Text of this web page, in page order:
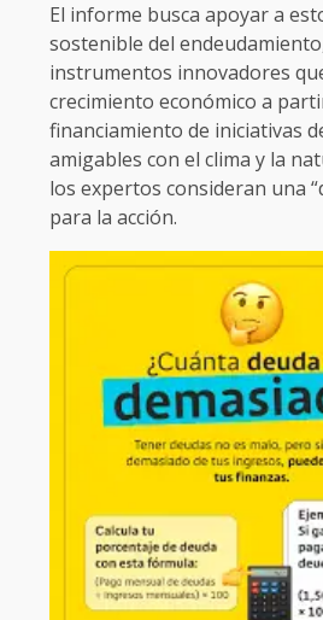
El informe busca apoyar a
sostenible del
instrumentos innovadores
crecimiento económico a
financiamiento de iniciativas
amigables con el clima y la
los expertos consideran una
para la acción.